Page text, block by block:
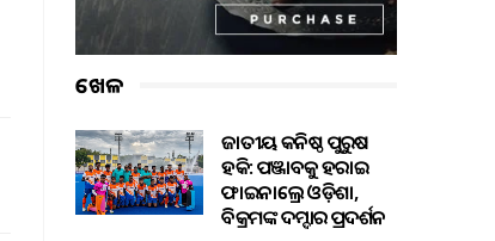
ଖେଳ
ଜାତୀୟ କନିଷ୍ଠ ପୁରୁଷ
ହକି: ପଞ୍ଜାବକୁ ହରାଇ
ଫାଇନାଲ୍ରେ ଓଡ଼ିଶା,
ବିକ୍ରମଙ୍କ ଦମ୍ଦାର ପ୍ରଦର୍ଶନ